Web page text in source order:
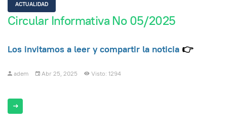
ACTUALIDAD
Circular Informativa No 05/2025
Los invitamos a leer y compartir la noticia 👉
adem Abr 25, 2025 Visto: 1294